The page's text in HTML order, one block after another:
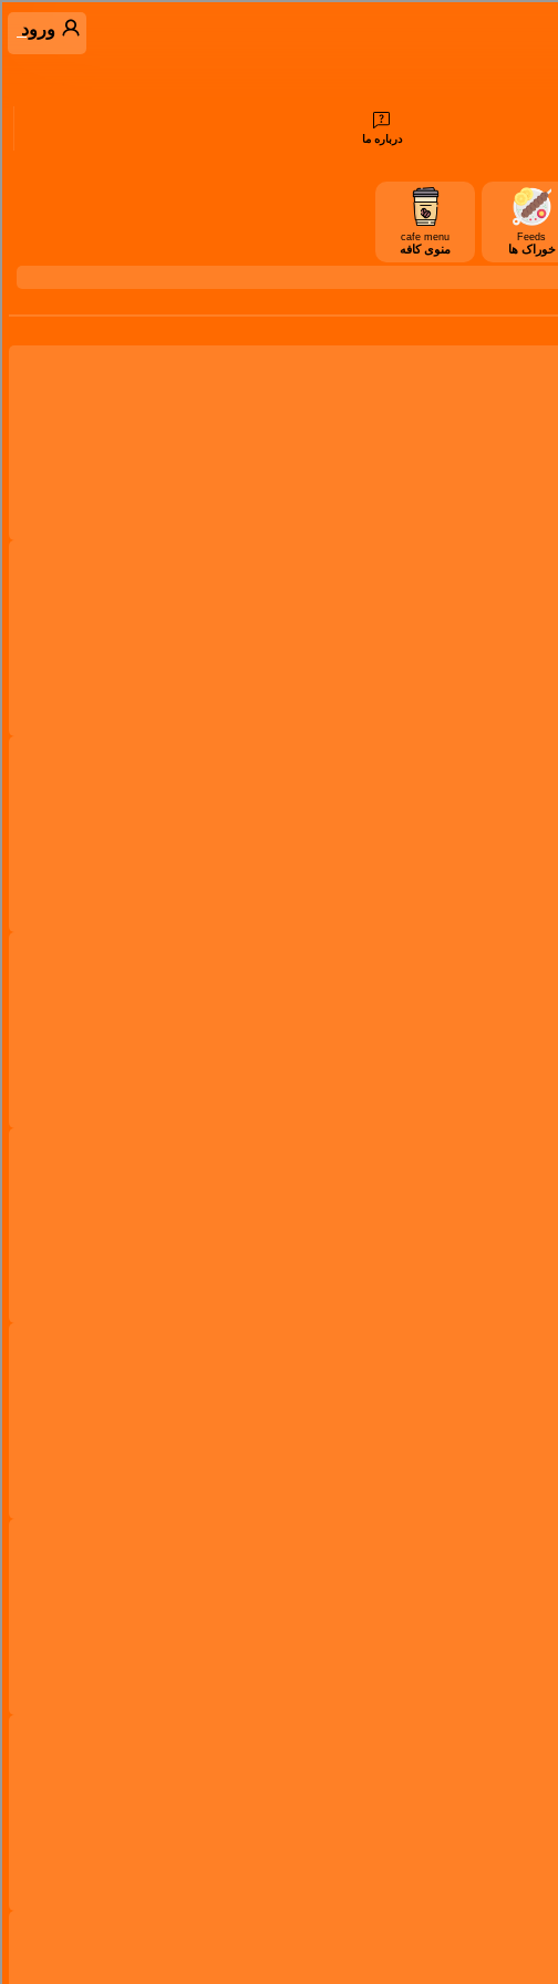
ورود
درباره ما
Feeds
خوراک ها
cafe menu
منوی کافه